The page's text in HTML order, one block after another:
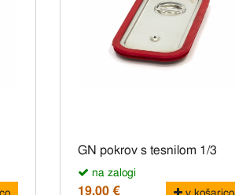
GN pokrov s tesnilom 1/3
na zalogi
19,00 €